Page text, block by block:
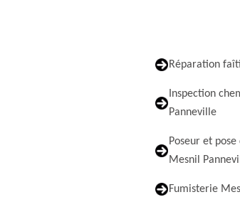
Réparation
Inspection
Panneville
Poseur et
Mesnil
Fumisterie